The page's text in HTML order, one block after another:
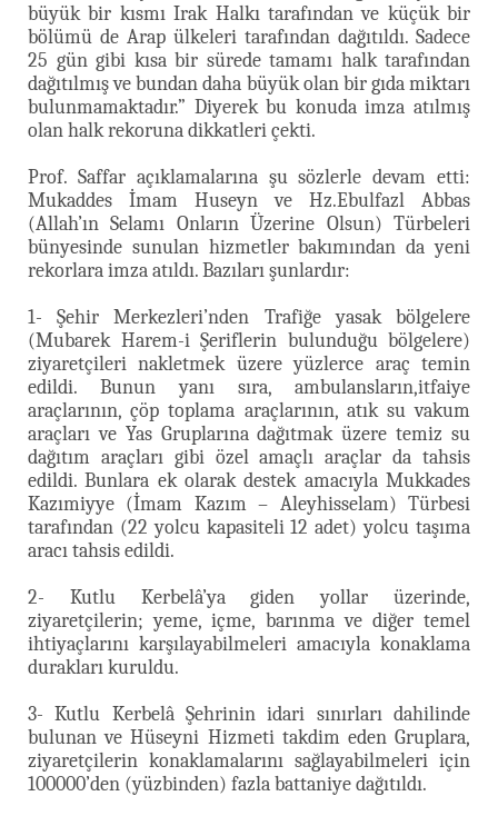
büyük bir kısmı Irak Halkı tarafından ve küçük bir
bölümü de Arap ülkeleri tarafından dağıtıldı. Sadece
25 gün gibi kısa bir sürede tamamı halk tarafından
dağıtılmış ve bundan daha büyük olan bir gıda miktarı
bulunmamaktadır.” Diyerek bu konuda imza atılmış
olan halk rekoruna dikkatleri çekti.
Prof. Saffar açıklamalarına şu sözlerle devam etti:
Mukaddes İmam Huseyn ve Hz.Ebulfazl Abbas
(Allah’ın Selamı Onların Üzerine Olsun) Türbeleri
bünyesinde sunulan hizmetler bakımından da yeni
rekorlara imza atıldı. Bazıları şunlardır:
1- Şehir Merkezleri’nden Trafiğe yasak bölgelere
(Mubarek Harem-i Şeriflerin bulunduğu bölgelere)
ziyaretçileri nakletmek üzere yüzlerce araç temin
edildi. Bunun yanı sıra, ambulansların,itfaiye
araçlarının, çöp toplama araçlarının, atık su vakum
araçları ve Yas Gruplarına dağıtmak üzere temiz su
dağıtım araçları gibi özel amaçlı araçlar da tahsis
edildi. Bunlara ek olarak destek amacıyla Mukkades
Kazımiyye (İmam Kazım – Aleyhisselam) Türbesi
tarafından (22 yolcu kapasiteli 12 adet) yolcu taşıma
aracı tahsis edildi.
2- Kutlu Kerbelâ’ya giden yollar üzerinde,
ziyaretçilerin; yeme, içme, barınma ve diğer temel
ihtiyaçlarını karşılayabilmeleri amacıyla konaklama
durakları kuruldu.
3- Kutlu Kerbelâ Şehrinin idari sınırları dahilinde
bulunan ve Hüseyni Hizmeti takdim eden Gruplara,
ziyaretçilerin konaklamalarını sağlayabilmeleri için
100000’den (yüzbinden) fazla battaniye dağıtıldı.